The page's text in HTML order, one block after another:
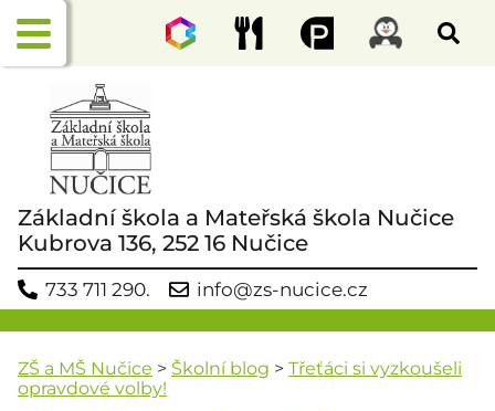
Základní škola a Mateřská škola Nučice
Kubrova 136, 252 16 Nučice
733 711 290. info@zs-nucice.cz
ZŠ a MŠ Nučice > Školní blog > Třeťáci si vyzkoušeli
opravdové volby!